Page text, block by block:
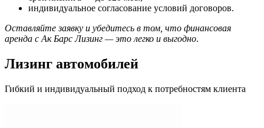
индивидуальное согласование условий договоров.
Оставляйте заявку и убедитесь в том, что финансовая
аренда с Ак Барс Лизинг — это легко и выгодно.
Лизинг автомобилей
Гибкий и индивидуальный подход к потребностям клиента